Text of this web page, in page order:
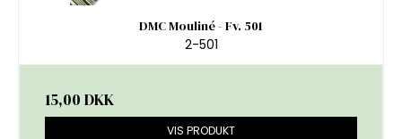
DMC Mouliné - Fv. 501
2-501
15,00 DKK
VIS PRODUKT